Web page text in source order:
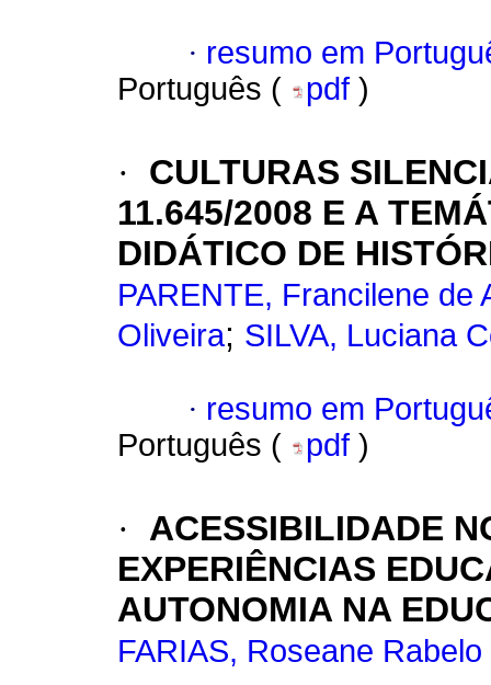
· resumo em
Português (
pdf )
·
CULTURAS
11.645/2008 E A
DIDÁTICO DE
PARENTE, Francilene de
Oliveira; SILVA, Luciana
· resumo em
Português (
pdf )
·
ACESSIBILIDADE
EXPERIÊNCIAS
AUTONOMIA NA
FARIAS, Roseane